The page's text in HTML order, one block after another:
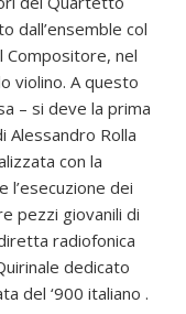
dall’ensemble col
Compositore, nel
violino. A questo
– si deve la prima
Alessandro Rolla
con la
dei
pezzi giovanili di
radiofonica
dedicato
del ‘900 italiano .